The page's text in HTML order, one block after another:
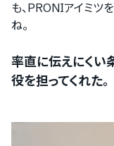
も、PRONIアイミツ
ね。
率直に伝えにくい
役を担ってくれた。